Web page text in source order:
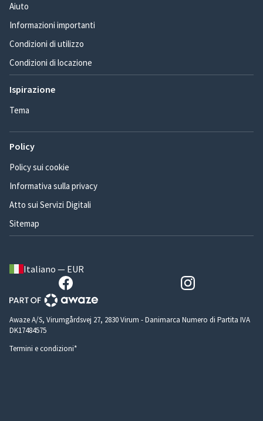
Aiuto
Informazioni importanti
Condizioni di utilizzo
Condizioni di locazione
Ispirazione
Tema
Policy
Policy sui cookie
Informativa sulla privacy
Atto sui Servizi Digitali
Sitemap
Italiano — EUR
Awaze A/S, Virumgårdsvej 27, 2830 Virum - Danimarca Numero di Partita IVA
DK17484575
Termini e condizioni*